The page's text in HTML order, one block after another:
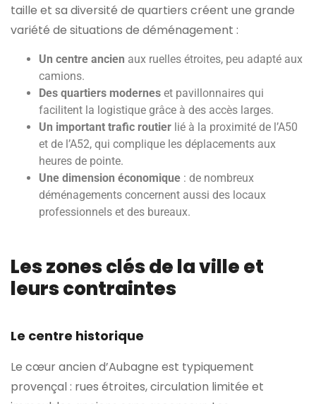
taille et sa diversité de quartiers créent une grande
variété de situations de déménagement :
Un centre ancien aux ruelles étroites, peu adapté aux
camions.
Des quartiers modernes et pavillonnaires qui
facilitent la logistique grâce à des accès larges.
Un important trafic routier lié à la proximité de l’A50
et de l’A52, qui complique les déplacements aux
heures de pointe.
Une dimension économique : de nombreux
déménagements concernent aussi des locaux
professionnels et des bureaux.
Les zones clés de la ville et
leurs contraintes
Le centre historique
Le cœur ancien d’Aubagne est typiquement
provençal : rues étroites, circulation limitée et